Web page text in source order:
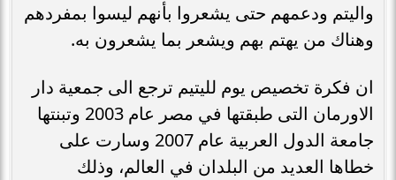
واليتم ودعمهم حتى يشعروا بأنهم ليسوا بمفردهم
وهناك من يهتم بهم ويشعر بما يشعرون به.
ان فكرة تخصيص يوم لليتيم ترجع الى جمعية دار
الاورمان التى طبقتها في مصر عام 2003 وتبنتها
جامعة الدول العربية عام 2007 وسارت على
خطاها العديد من البلدان في العالم، وذلك